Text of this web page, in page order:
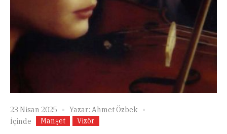
23 Nisan 2025 Yazar: Ahmet Özbek
İçinde
Manşet Vizör